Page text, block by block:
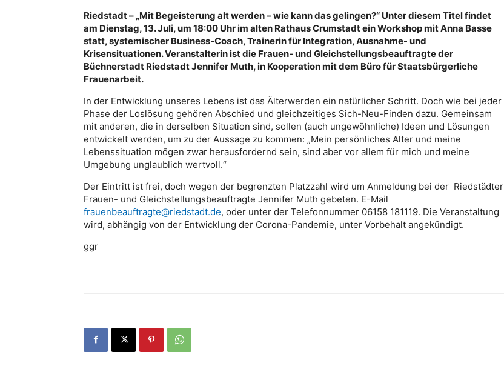
Riedstadt – „Mit Begeisterung alt werden – wie kann das gelingen?“ Unter diesem Titel findet
am Dienstag, 13. Juli, um 18:00 Uhr im alten Rathaus Crumstadt ein Workshop mit Anna Basse
statt, systemischer Business-Coach, Trainerin für Integration, Ausnahme- und
Krisensituationen. Veranstalterin ist die Frauen- und Gleichstellungsbeauftragte der
Büchnerstadt Riedstadt Jennifer Muth, in Kooperation mit dem Büro für Staatsbürgerliche
Frauenarbeit.
In der Entwicklung unseres Lebens ist das Älterwerden ein natürlicher Schritt. Doch wie bei jeder
Phase der Loslösung gehören Abschied und gleichzeitiges Sich-Neu-Finden dazu. Gemeinsam
mit anderen, die in derselben Situation sind, sollen (auch ungewöhnliche) Ideen und Lösungen
entwickelt werden, um zu der Aussage zu kommen: „Mein persönliches Alter und meine
Lebenssituation mögen zwar herausfordernd sein, sind aber vor allem für mich und meine
Umgebung unglaublich wertvoll.“
Der Eintritt ist frei, doch wegen der begrenzten Platzzahl wird um Anmeldung bei der Riedstädter
Frauen- und Gleichstellungsbeauftragte Jennifer Muth gebeten. E-Mail
frauenbeauftragte@riedstadt.de, oder unter der Telefonnummer 06158 181119. Die Veranstaltung
wird, abhängig von der Entwicklung der Corona-Pandemie, unter Vorbehalt angekündigt.
ggr